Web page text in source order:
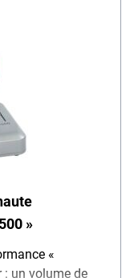
»
«
: un volume de